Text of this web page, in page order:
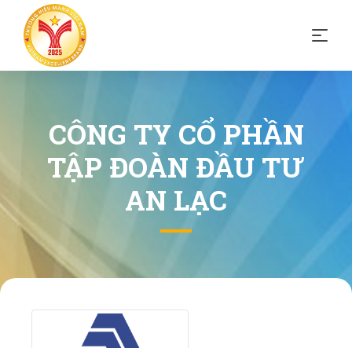
CÔNG TY CỔ PHẦN
TẬP ĐOÀN ĐẦU TƯ
AN LẠC